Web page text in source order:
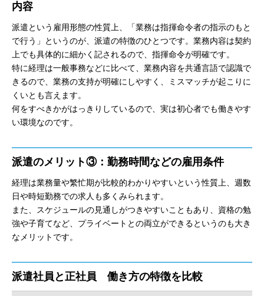
内容
派遣という雇用形態の性質上、「業務は指揮命令者の指示のもと
で行う」というのが、派遣の特徴のひとつです。業務内容は契約
上でも具体的に細かく記されるので、指揮命令が明確です。
特に経理は一般事務などに比べて、業務内容を共通言語で認識で
きるので、業務の支持が明確にしやすく、ミスマッチが起こりに
くいとも言えます。
何をすべきかがはっきりしているので、実は初心者でも働きやす
い環境なのです。
派遣のメリット③：勤務時間などの雇用条件
経理は業務量や繁忙期が比較的わかりやすいという性質上、週数
日や時短勤務での求人も多くみられます。
また、スケジュールの見通しがつきやすいこともあり、資格の勉
強や子育てなど、プライベートとの両立ができるというのも大き
なメリットです。
派遣社員と正社員 働き方の特徴を比較